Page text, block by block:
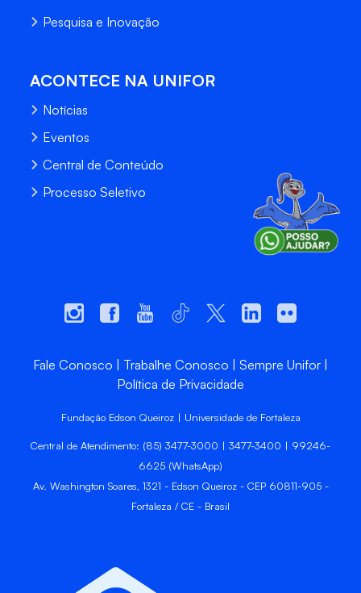
Pesquisa e Inovação
ACONTECE NA UNIFOR
Notícias
Eventos
Central de Conteúdo
Processo Seletivo
Fale Conosco Trabalhe Conosco
Sempre Unifor
Política de Privacidade
Fundação Edson Queiroz | Universidade de Fortaleza
Central de Atendimento: (85) 3477-3000 | 3477-3400 | 99246-
6625 (WhatsApp)
Av. Washington Soares, 1321 - Edson Queiroz - CEP 60811-905 -
Fortaleza / CE - Brasil